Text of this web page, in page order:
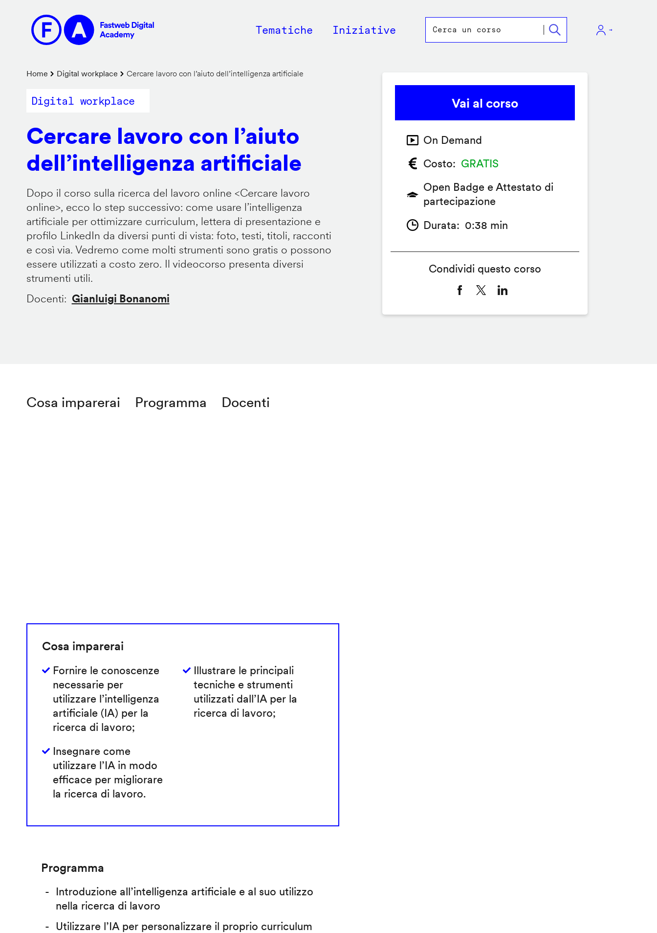
contenuto
principale
Main
Tematiche Iniziative
Briciole
di
Home Digital workplace Cercare lavoro con l’aiuto dell’intelligenza artificiale
Digital workplace
Cercare lavoro con l’aiuto
dell’intelligenza artificiale
Dopo il corso sulla ricerca del lavoro online <Cercare lavoro
online>, ecco lo step successivo: come usare l’intelligenza
artificiale per ottimizzare curriculum, lettera di presentazione e
profilo LinkedIn da diversi punti di vista: foto, testi, titoli, racconti
e così via. Vedremo come molti strumenti sono gratis o possono
essere utilizzati a costo zero. Il videocorso presenta diversi
strumenti utili.
Docenti
Gianluigi Bonanomi
Cosa imparerai Programma Docenti
Cosa imparerai
Fornire le conoscenze
necessarie per
utilizzare l’intelligenza
artificiale (IA) per la
ricerca di lavoro;
Illustrare le principali
tecniche e strumenti
utilizzati dall’IA per la
ricerca di lavoro;
Insegnare come
utilizzare l’IA in modo
efficace per migliorare
la ricerca di lavoro.
Programma
Introduzione all’intelligenza artificiale e al suo utilizzo
nella ricerca di lavoro
Utilizzare l’IA per personalizzare il proprio curriculum
Vai al corso
On Demand
Costo
GRATIS
Open Badge e Attestato di
partecipazione
Durata
0:38 min
Condividi questo corso